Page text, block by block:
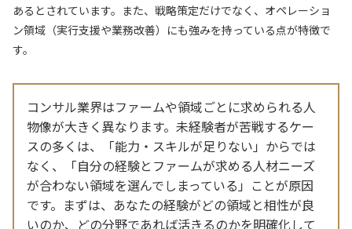
あるとされています。また、戦略策定だけでなく、オペレーショ
ン領域（実行支援や業務改善）にも強みを持っている点が特徴で
す。
コンサル業界はファームや領域ごとに求められる人
物像が大きく異なります。未経験者が苦戦するケー
スの多くは、「能力・スキルが足りない」からでは
なく、「自分の経験とファームが求める人材ニーズ
が合わない領域を選んでしまっている」ことが原因
です。まずは、あなたの経験がどの領域と相性が良
いのか、どの分野であれば活きるのかを明確化して